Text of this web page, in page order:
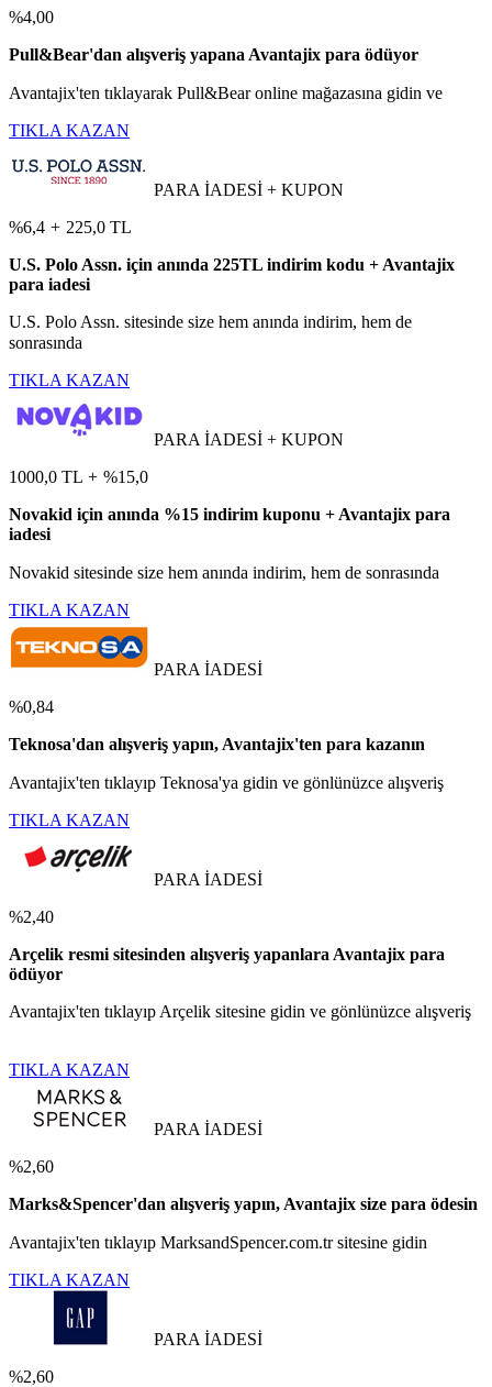
%4,00
Pull&Bear'dan alışveriş yapana Avantajix para ödüyor
Avantajix'ten tıklayarak Pull&Bear online mağazasına gidin ve
TIKLA KAZAN
PARA İADESİ + KUPON
%6,4 + 225,0 TL
U.S. Polo Assn. için anında 225TL indirim kodu + Avantajix
para iadesi
U.S. Polo Assn. sitesinde size hem anında indirim, hem de
sonrasında
TIKLA KAZAN
PARA İADESİ + KUPON
1000,0 TL + %15,0
Novakid için anında %15 indirim kuponu + Avantajix para
iadesi
Novakid sitesinde size hem anında indirim, hem de sonrasında
TIKLA KAZAN
PARA İADESİ
%0,84
Teknosa'dan alışveriş yapın, Avantajix'ten para kazanın
Avantajix'ten tıklayıp Teknosa'ya gidin ve gönlünüzce alışveriş
TIKLA KAZAN
PARA İADESİ
%2,40
Arçelik resmi sitesinden alışveriş yapanlara Avantajix para
ödüyor
Avantajix'ten tıklayıp Arçelik sitesine gidin ve gönlünüzce alışveriş
TIKLA KAZAN
PARA İADESİ
%2,60
Marks&Spencer'dan alışveriş yapın, Avantajix size para ödesin
Avantajix'ten tıklayıp MarksandSpencer.com.tr sitesine gidin
TIKLA KAZAN
PARA İADESİ
%2,60